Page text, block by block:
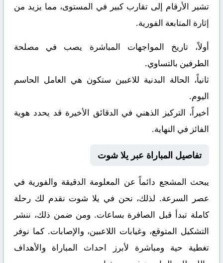
تشير الأرقام إلى تقارب كبير في المستوى، مما يزيد من
إثارة المتابعة الفورية.
أولاً، تاريخ المواجهات المباشرة يصب في مصلحة
الطرفين بالتساوي.
ثانياً، الحالة البدنية للاعبين ستكون هي العامل الحاسم
اليوم.
أخيراً، التركيز الذهني في الدقائق الأخيرة قد يحدد هوية
الفائز في النهاية.
تفاصيل المباراة عبر يلا شوت
يبحث المشجع دائماً عن المعلومة الدقيقة والفورية في
عصر السرعة. لذلك، نحن في يلا شوت نقدم لك رحلة
كاملة تبدأ قبل الصافرة بساعات. ومن ضمن ذلك، ننشر
التشكيل المتوقع، وغيابات اللاعبين، والإصابات. كما نوفر
تغطية حية ومباشرة لأبرز احداث المباراة والأهداف